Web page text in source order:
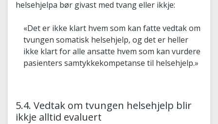
helsehjelpa bør givast med tvang eller ikkje:
«Det er ikke klart hvem som kan fatte vedtak om
tvungen somatisk helsehjelp, og det er heller
ikke klart for alle ansatte hvem som kan vurdere
pasienters samtykkekompetanse til helsehjelp.»
5.4. Vedtak om tvungen helsehjelp blir
ikkje alltid evaluert